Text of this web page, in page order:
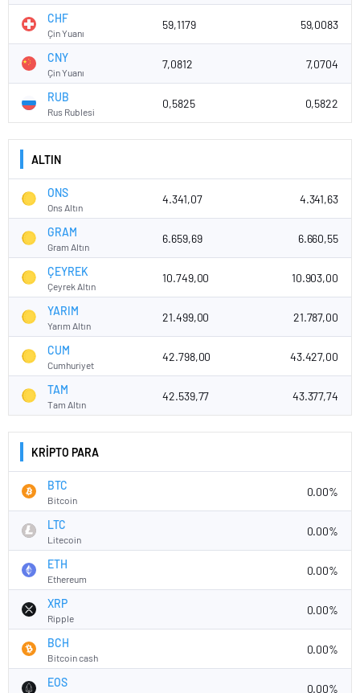
CHF
Çin Yuanı
59,1179 59,0083
CNY
Çin Yuanı
7,0812 7,0704
RUB
Rus Rublesi
0,5825 0,5822
ALTIN
ONS
Ons Altın
4.341,07 4.341,63
GRAM
Gram Altın
6.659,69 6.660,55
ÇEYREK
Çeyrek Altın
10.749,00 10.903,00
YARIM
Yarım Altın
21.499,00 21.787,00
CUM
Cumhuriyet
42.798,00 43.427,00
TAM
Tam Altın
42.539,77 43.377,74
KRİPTO PARA
BTC
Bitcoin
0.00%
LTC
Litecoin
0.00%
ETH
Ethereum
0.00%
XRP
Ripple
0.00%
BCH
Bitcoin cash
0.00%
EOS 0.00%